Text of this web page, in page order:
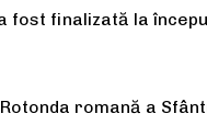
finalizată la
romană a